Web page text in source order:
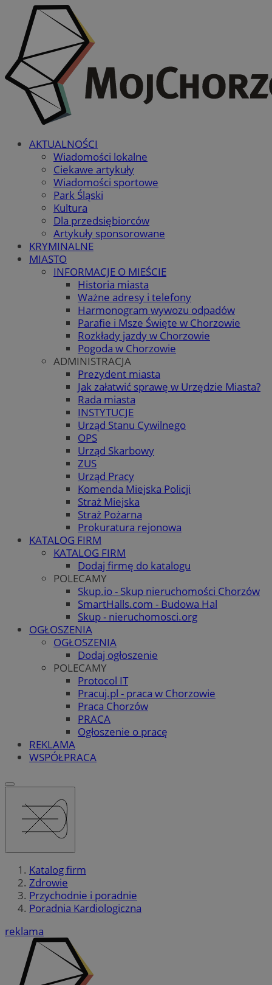
AKTUALNOŚCI
Wiadomości lokalne
Ciekawe artykuły
Wiadomości sportowe
Park Śląski
Kultura
Dla przedsiębiorców
Artykuły sponsorowane
KRYMINALNE
MIASTO
INFORMACJE O MIEŚCIE
Historia miasta
Ważne adresy i telefony
Harmonogram wywozu odpadów
Parafie i Msze Święte w Chorzowie
Rozkłady jazdy w Chorzowie
Pogoda w Chorzowie
ADMINISTRACJA
Prezydent miasta
Jak załatwić sprawę w Urzędzie Miasta?
Rada miasta
INSTYTUCJE
Urząd Stanu Cywilnego
OPS
Urząd Skarbowy
ZUS
Urząd Pracy
Komenda Miejska Policji
Straż Miejska
Straż Pożarna
Prokuratura rejonowa
KATALOG FIRM
KATALOG FIRM
Dodaj firmę do katalogu
POLECAMY
Skup.io - Skup nieruchomości Chorzów
SmartHalls.com - Budowa Hal
Skup - nieruchomosci.org
OGŁOSZENIA
OGŁOSZENIA
Dodaj ogłoszenie
POLECAMY
Protocol IT
Pracuj.pl - praca w Chorzowie
Praca Chorzów
PRACA
Ogłoszenie o pracę
REKLAMA
WSPÓŁPRACA
Katalog firm
Zdrowie
Przychodnie i poradnie
Poradnia Kardiologiczna
reklama